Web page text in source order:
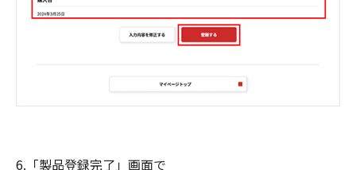
6.「製品登録完了」画面で